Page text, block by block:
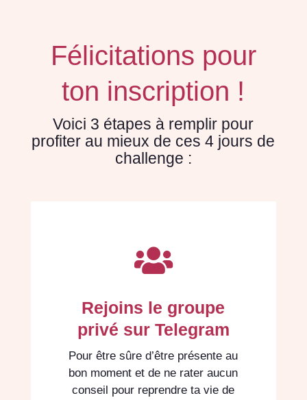
Félicitations pour
ton inscription !
Voici 3 étapes à remplir pour
profiter au mieux de ces 4 jours de
challenge :

Rejoins le groupe
privé sur Telegram
Pour être sûre d’être présente au
bon moment et de ne rater aucun
conseil pour reprendre ta vie de